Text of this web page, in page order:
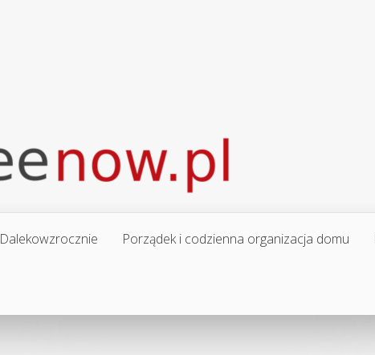
Dalekowzrocznie Porządek i codzienna organizacja domu